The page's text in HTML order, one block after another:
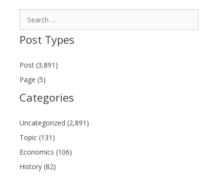
Post Types
Post (3,891)
Page (5)
Categories
Uncategorized (2,891)
Topic (131)
Economics (106)
History (82)